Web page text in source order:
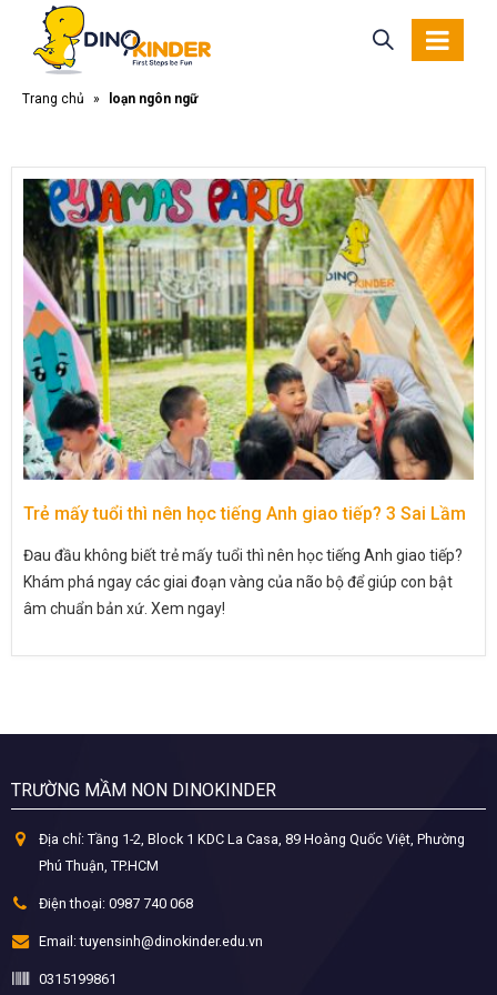
Trang chủ » loạn ngôn ngữ
Trẻ mấy tuổi thì nên học tiếng Anh giao tiếp? 3 Sai Lầm
Đau đầu không biết trẻ mấy tuổi thì nên học tiếng Anh giao tiếp?
Khám phá ngay các giai đoạn vàng của não bộ để giúp con bật
âm chuẩn bản xứ. Xem ngay!
TRƯỜNG MẦM NON DINOKINDER
Địa chỉ: Tầng 1-2, Block 1 KDC La Casa, 89 Hoàng Quốc Việt, Phường
Phú Thuận, TP.HCM
Điện thoại: 0987 740 068
Email: tuyensinh@dinokinder.edu.vn
0315199861